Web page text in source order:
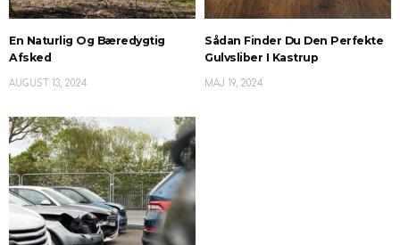
En Naturlig Og Bæredygtig
Afsked
AUGUST 13, 2024
Sådan Finder Du Den Perfekte
Gulvsliber I Kastrup
MAJ 19, 2024